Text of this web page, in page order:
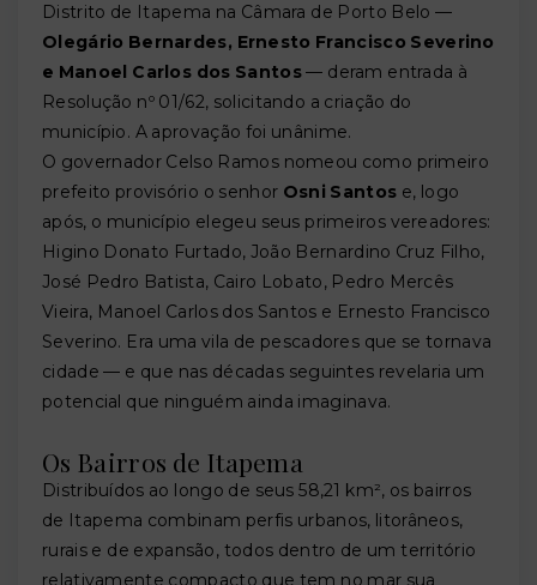
Distrito de Itapema na Câmara de Porto Belo —
Olegário Bernardes, Ernesto Francisco Severino
e Manoel Carlos dos Santos— deram entrada à
Resolução nº 01/62, solicitando a criação do
município. A aprovação foi unânime.
O governador Celso Ramos nomeou como primeiro
prefeito provisório o senhor Osni Santos e, logo
após, o município elegeu seus primeiros vereadores:
Higino Donato Furtado, João Bernardino Cruz Filho,
José Pedro Batista, Cairo Lobato, Pedro Mercês
Vieira, Manoel Carlos dos Santos e Ernesto Francisco
Severino. Era uma vila de pescadores que se tornava
cidade — e que nas décadas seguintes revelaria um
potencial que ninguém ainda imaginava.
Os Bairros de Itapema
Distribuídos ao longo de seus 58,21 km², os bairros
de Itapema combinam perfis urbanos, litorâneos,
rurais e de expansão, todos dentro de um território
relativamente compacto que tem no mar sua